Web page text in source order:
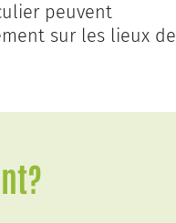
peuvent
sur les lieux de